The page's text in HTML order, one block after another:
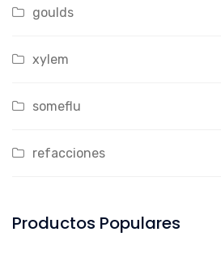
goulds
xylem
someflu
refacciones
Productos Populares